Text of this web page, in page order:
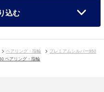
込む
ペアリング・指輪
プレミアムシルバー950
ペアリング・指輪